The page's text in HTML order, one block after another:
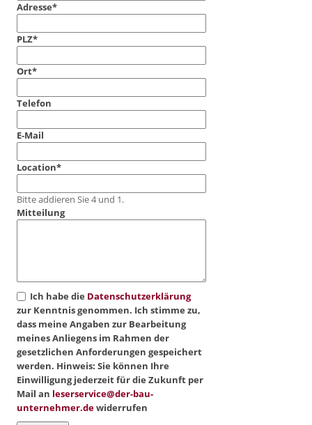
Adresse*
PLZ*
Ort*
Telefon
E-Mail
Location*
Bitte addieren Sie 4 und 1.
Mitteilung
Ich habe die Datenschutzerklärung
zur Kenntnis genommen. Ich stimme zu,
dass meine Angaben zur Bearbeitung
meines Anliegens im Rahmen der
gesetzlichen Anforderungen gespeichert
werden. Hinweis: Sie können Ihre
Einwilligung jederzeit für die Zukunft per
Mail an leserservice@der-bau-
unternehmer.dewiderrufen